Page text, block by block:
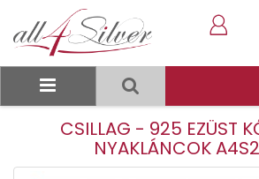
CSILLAG - 925 EZÜST
NYAKLÁNCOK